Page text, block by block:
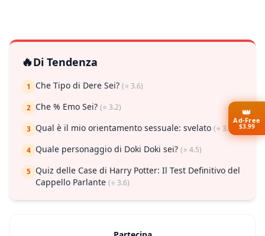
🔥Di Tendenza
1 Che Tipo di Dere Sei? (⭐ 3.6)
2 Che % Emo Sei? (⭐ 3.2)
3 Qual è il mio orientamento sessuale: svelato (⭐ 3.7)
4 Quale personaggio di Doki Doki sei? (⭐ 4.5)
5 Quiz delle Case di Harry Potter: Il Test Definitivo del
Cappello Parlante (⭐ 3.6)
👑
Ad-Free
$3.99